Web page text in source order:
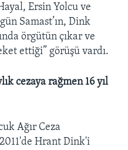
Ersin Yolcu ve
Samast’ın, Dink
örgütün çıkar ve
ettiği” görüşü vardı.
cezaya rağmen 16 yıl
Ağır Ceza
Hrant Dink'i